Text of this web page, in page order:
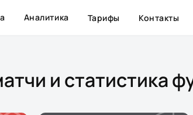
Аналитика Тарифы Контакты
и статистика